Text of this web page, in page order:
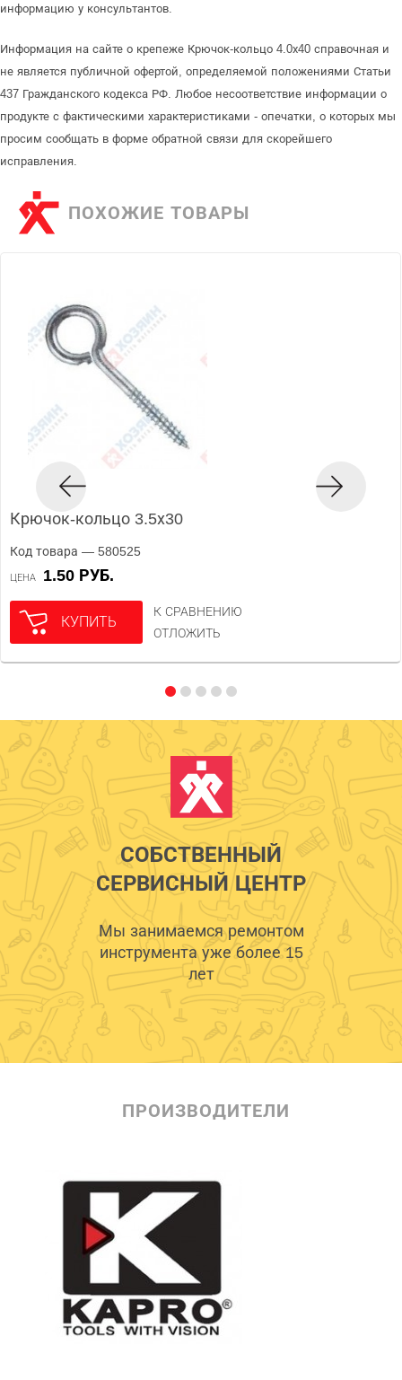
информацию у консультантов.
Информация на сайте о крепеже Крючок-кольцо 4.0х40 справочная и
не является публичной офертой, определяемой положениями Статьи
437 Гражданского кодекса РФ. Любое несоответствие информации о
продукте с фактическими характеристиками - опечатки, о которых мы
просим сообщать в форме обратной связи для скорейшего
исправления.
ПОХОЖИЕ ТОВАРЫ
Крючок-кольцо 3.5х30
Код товара — 580525
ЦЕНА 1.50 РУБ.
КУПИТЬ
К СРАВНЕНИЮ
ОТЛОЖИТЬ
СОБСТВЕННЫЙ
СЕРВИСНЫЙ ЦЕНТР
Мы занимаемся ремонтом
инструмента уже более 15
лет
ПРОИЗВОДИТЕЛИ